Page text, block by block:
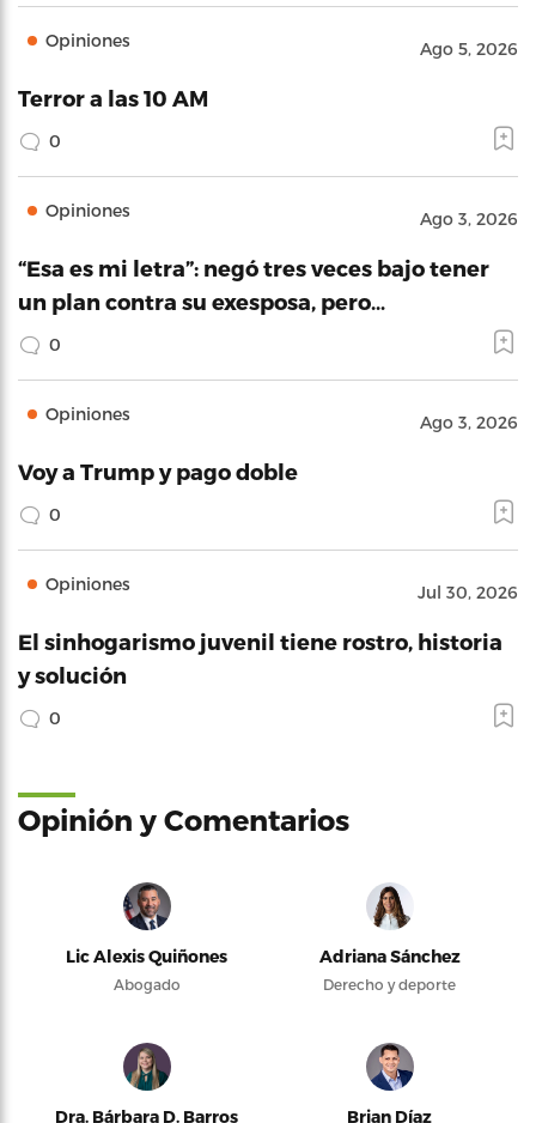
Opiniones Ago 5, 2026
Terror a las 10 AM
0
Opiniones Ago 3, 2026
“Esa es mi letra”: negó tres veces bajo tener
un plan contra su exesposa, pero…
0
Opiniones Ago 3, 2026
Voy a Trump y pago doble
0
Opiniones Jul 30, 2026
El sinhogarismo juvenil tiene rostro, historia
y solución
0
Opinión y Comentarios
Lic Alexis Quiñones
Abogado
Adriana Sánchez
Derecho y deporte
Dra. Bárbara D. Barros Brian Díaz